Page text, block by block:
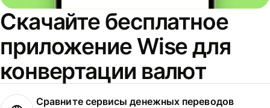
Скачайте бесплатное
приложение Wise для
конвертации валют
Сравните сервисы денежных переводов